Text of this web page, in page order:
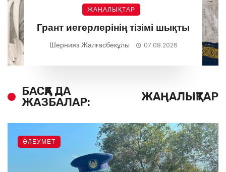
ЖАҢАЛЫҚТАР
Грант иегерлерінің тізімі шықты
Шернияз Жалғасбекұлы 07.08.2026
БАСҚА ДА
ЖАЗБАЛАР:
ЖАҢАЛЫҚТАР
ӘЛЕУМЕТ